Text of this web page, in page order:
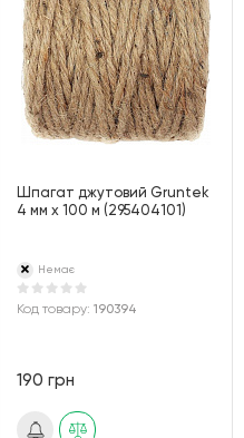
Шпагат джутовий Gruntek
4 мм х 100 м (295404101)
Немає
Код товару:190394
190 грн